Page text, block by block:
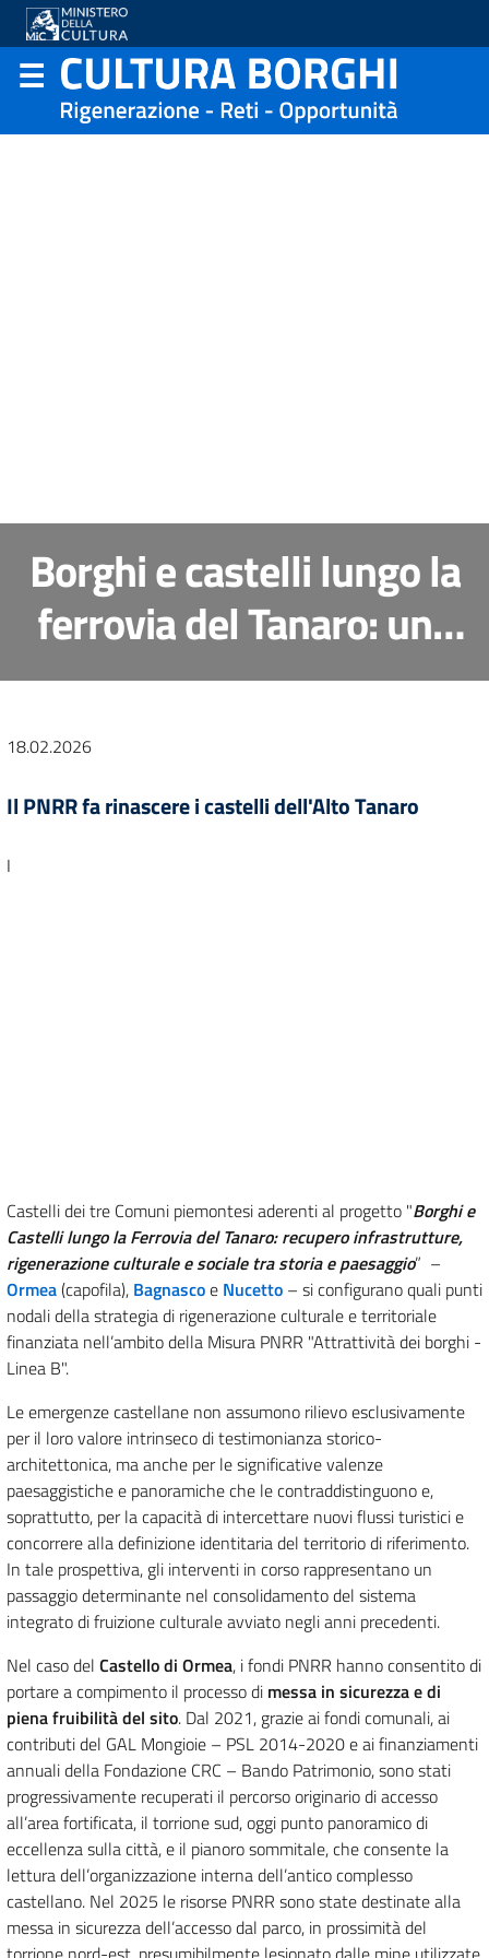
Borghi e castelli lungo la
ferrovia del Tanaro: una
proposta di
rigenerazione culturale e
sociale tra storia e
paesaggio
18.02.2026
Il PNRR fa rinascere i castelli dell'Alto Tanaro
I
Castelli dei tre Comuni piemontesi aderenti al progetto "Borghi e
Castelli lungo la Ferrovia del Tanaro: recupero infrastrutture,
rigenerazione culturale e sociale tra storia e paesaggio” –
Ormea(capofila), Bagnascoe Nucetto – si configurano quali punti
nodali della strategia di rigenerazione culturale e territoriale
finanziata nell’ambito della Misura PNRR "Attrattività dei borghi -
Linea B".
Le emergenze castellane non assumono rilievo esclusivamente
per il loro valore intrinseco di testimonianza storico-
architettonica, ma anche per le significative valenze
paesaggistiche e panoramiche che le contraddistinguono e,
soprattutto, per la capacità di intercettare nuovi flussi turistici e
concorrere alla definizione identitaria del territorio di riferimento.
In tale prospettiva, gli interventi in corso rappresentano un
passaggio determinante nel consolidamento del sistema
integrato di fruizione culturale avviato negli anni precedenti.
Nel caso del Castello di Ormea, i fondi PNRR hanno consentito di
portare a compimento il processo di messa in sicurezza e di
piena fruibilità del sito. Dal 2021, grazie ai fondi comunali, ai
contributi del GAL Mongioie – PSL 2014-2020 e ai finanziamenti
annuali della Fondazione CRC – Bando Patrimonio, sono stati
progressivamente recuperati il percorso originario di accesso
all’area fortificata, il torrione sud, oggi punto panoramico di
eccellenza sulla città, e il pianoro sommitale, che consente la
lettura dell’organizzazione interna dell’antico complesso
castellano. Nel 2025 le risorse PNRR sono state destinate alla
messa in sicurezza dell’accesso dal parco, in prossimità del